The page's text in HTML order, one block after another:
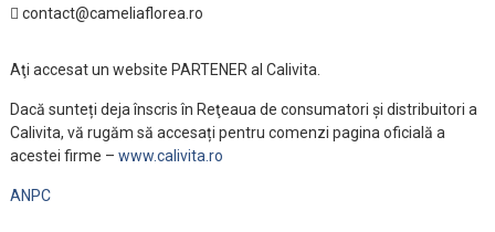
contact@cameliaflorea.ro
Aţi accesat un website PARTENER al Calivita.
Dacă sunteți deja înscris în Reţeaua de consumatori și distribuitori a
Calivita, vă rugăm să accesați pentru comenzi pagina oficială a
acestei firme – www.calivita.ro
ANPC